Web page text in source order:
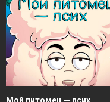
Мой питомец — псих